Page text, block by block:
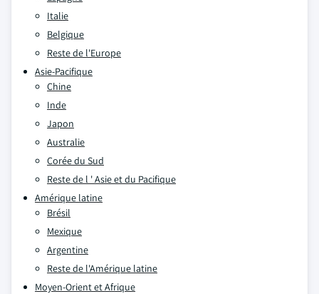
Italie
Belgique
Reste de l'Europe
Asie-Pacifique
Chine
Inde
Japon
Australie
Corée du Sud
Reste de l ' Asie et du Pacifique
Amérique latine
Brésil
Mexique
Argentine
Reste de l'Amérique latine
Moyen-Orient et Afrique